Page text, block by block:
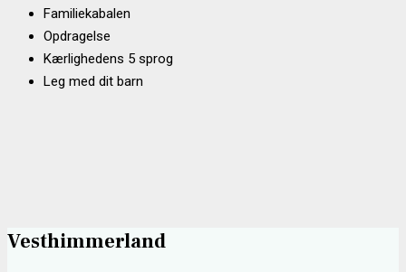
Familiekabalen
Opdragelse
Kærlighedens 5 sprog
Leg med dit barn
Vesthimmerland